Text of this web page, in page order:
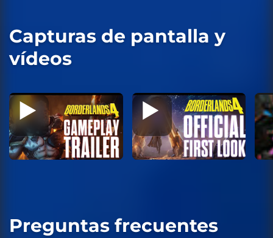
Capturas de pantalla y
vídeos
Preguntas frecuentes